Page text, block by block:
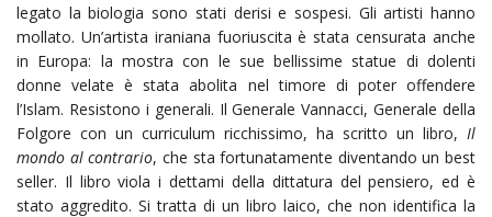
legato la biologia sono stati derisi e sospesi. Gli artisti hanno
mollato. Un’artista iraniana fuoriuscita è stata censurata anche
in Europa: la mostra con le sue bellissime statue di dolenti
donne velate è stata abolita nel timore di poter offendere
l’Islam. Resistono i generali. Il Generale Vannacci, Generale della
Folgore con un curriculum ricchissimo, ha scritto un libro, Il
mondo al contrario, che sta fortunatamente diventando un best
seller. Il libro viola i dettami della dittatura del pensiero, ed è
stato aggredito. Si tratta di un libro laico, che non identifica la